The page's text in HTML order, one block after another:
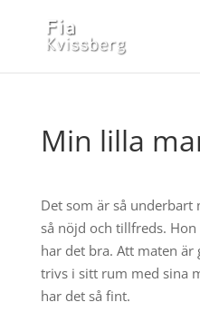
Min lilla
Det som är så
så nöjd och tillfreds.
har det bra. Att maten är
trivs i sitt rum med sina
har det så fint.